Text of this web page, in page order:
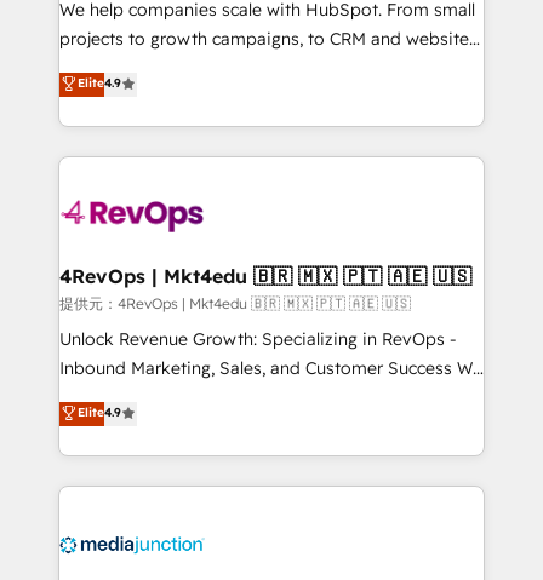
potential of the powerful HubSpot CRM. ✔️A team of
HubSpot experience ✔️Flexible pricing models —
Hourly-fee (assigned one Dedicated HubSpot
requirement). ✔️Helped over 25,000+ customers so
far with our HubSpot solutions. ✔️Bespoke apps &
on-demand bundle services. Connect with us today!
We help companies scale with HubSpot. From small
projects to growth campaigns, to CRM and websites.
Hire an agency that's experienced in every inch of
HubSpot and willing to work hand-in-hand with your
team to simplify the complex and build a better
experience for your team and customers.
Elite4.9
4RevOps | Mkt4edu 🇧🇷 🇲🇽 🇵🇹 🇦🇪 🇺🇸
提供元：4RevOps | Mkt4edu 🇧🇷 🇲🇽 🇵🇹 🇦🇪 🇺🇸
Unlock Revenue Growth: Specializing in RevOps -
Inbound Marketing, Sales, and Customer Success We
specialize in driving revenue growth for companies
across industries through tailored marketing, sales,
and customer success strategies, utilizing RevOps
methodologies. As Latin America's largest HubSpot
offer unparalleled insights. Operating in five
Elite4.9